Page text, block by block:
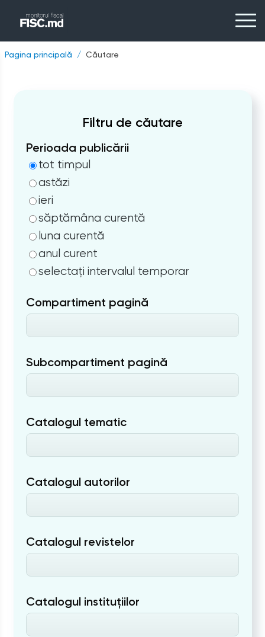
Pagina principală Căutare
Filtru de căutare
Perioada publicării
tot timpul
astăzi
ieri
săptămâna curentă
luna curentă
anul curent
selectați intervalul temporar
Compartiment pagină
Subcompartiment pagină
Catalogul tematic
Catalogul autorilor
Catalogul revistelor
Catalogul instituțiilor